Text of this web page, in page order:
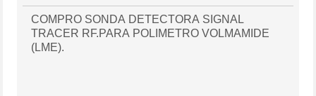
COMPRO SONDA DETECTORA SIGNAL
TRACER RF.PARA POLIMETRO VOLMAMIDE
(LME).